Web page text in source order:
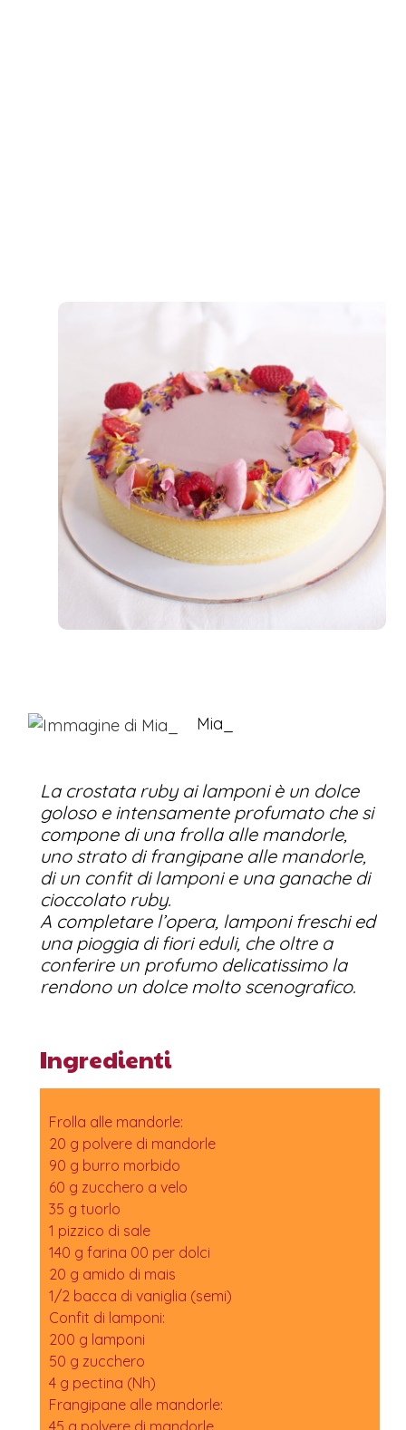
Mia_
La crostata ruby ai lamponi è un dolce
goloso e intensamente profumato che si
compone di una frolla alle mandorle,
uno strato di frangipane alle mandorle,
di un confit di lamponi e una ganache di
cioccolato ruby.
A completare l’opera, lamponi freschi ed
una pioggia di fiori eduli, che oltre a
conferire un profumo delicatissimo la
rendono un dolce molto scenografico.
Ingredienti
Frolla alle mandorle:
20 g polvere di mandorle
90 g burro morbido
60 g zucchero a velo
35 g tuorlo
1 pizzico di sale
140 g farina 00 per dolci
20 g amido di mais
1/2 bacca di vaniglia (semi)
Confit di lamponi:
200 g lamponi
50 g zucchero
4 g pectina (Nh)
Frangipane alle mandorle:
45 g polvere di mandorle